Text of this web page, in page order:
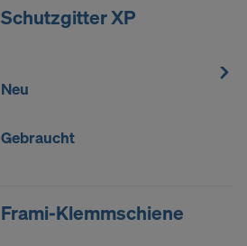
Schutzgitter XP
Neu
Gebraucht
Frami-Klemmschiene